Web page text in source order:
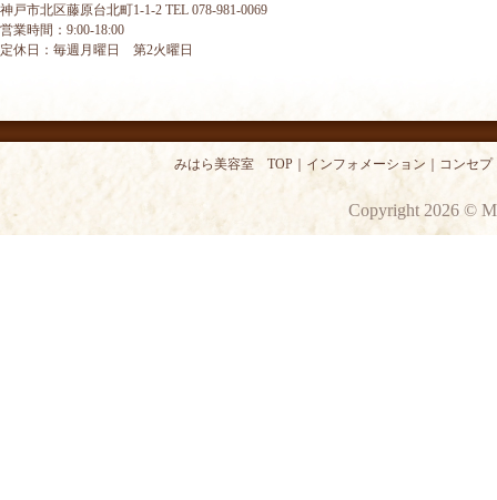
神戸市北区藤原台北町1-1-2 TEL 078-981-0069
営業時間：9:00-18:00
定休日：毎週月曜日 第2火曜日
みはら美容室 TOP インフォメーション コンセプ
Copyright 2026 ©